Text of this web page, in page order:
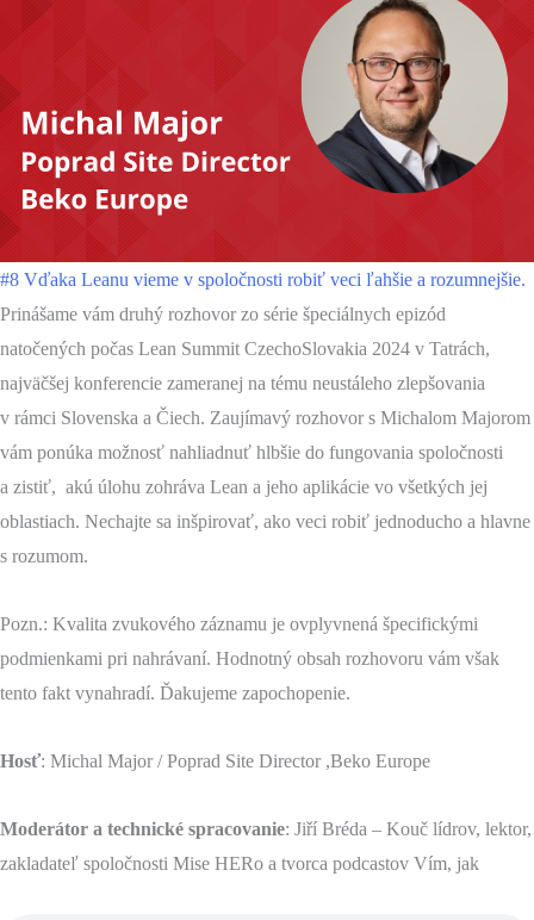
#8 Vďaka Leanu vieme v spoločnosti robiť veci ľahšie a rozumnejšie.
Prinášame vám druhý rozhovor zo série špeciálnych epizód
natočených počas Lean Summit CzechoSlovakia 2024 v Tatrách,
najväčšej konferencie zameranej na tému neustáleho zlepšovania
v rámci Slovenska a Čiech. Zaujímavý rozhovor s Michalom Majorom
vám ponúka možnosť nahliadnuť hlbšie do fungovania spoločnosti
a zistiť, akú úlohu zohráva Lean a jeho aplikácie vo všetkých jej
oblastiach. Nechajte sa inšpirovať, ako veci robiť jednoducho a hlavne
s rozumom.
Pozn.: Kvalita zvukového záznamu je ovplyvnená špecifickými
podmienkami pri nahrávaní. Hodnotný obsah rozhovoru vám však
tento fakt vynahradí. Ďakujeme zapochopenie.
Hosť: Michal Major / Poprad Site Director ,Beko Europe
Moderátor a technické spracovanie: Jiří Bréda – Kouč lídrov, lektor,
zakladateľ spoločnosti Mise HERo a tvorca podcastov Vím, jak